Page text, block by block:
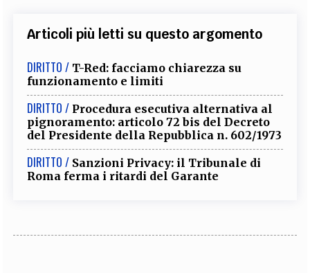
Articoli più letti su questo argomento
DIRITTO / T-Red: facciamo chiarezza su
funzionamento e limiti
DIRITTO / Procedura esecutiva alternativa al
pignoramento: articolo 72 bis del Decreto
del Presidente della Repubblica n. 602/1973
DIRITTO / Sanzioni Privacy: il Tribunale di
Roma ferma i ritardi del Garante